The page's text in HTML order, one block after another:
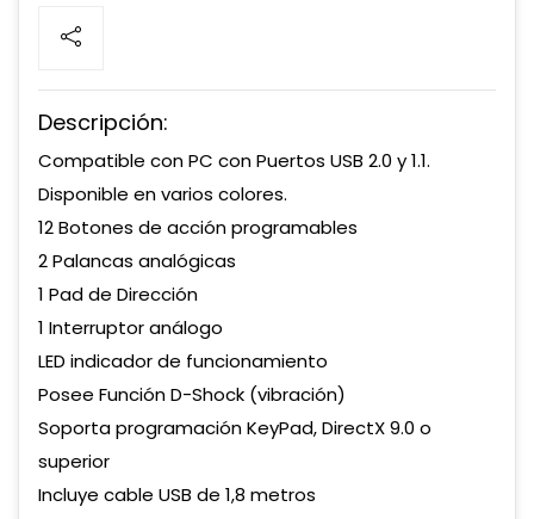
Descripción:
Compatible con PC con Puertos USB 2.0 y 1.1.
Disponible en varios colores.
12 Botones de acción programables
2 Palancas analógicas
1 Pad de Dirección
1 Interruptor análogo
LED indicador de funcionamiento
Posee Función D-Shock (vibración)
Soporta programación KeyPad, DirectX 9.0 o
superior
Incluye cable USB de 1,8 metros